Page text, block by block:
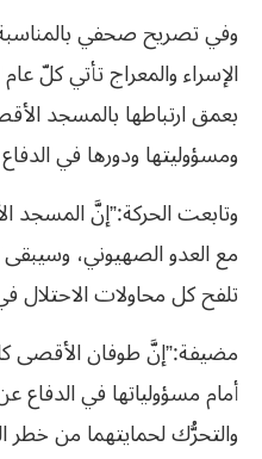
وفي تصريح صحفي
الإسراء والمعراج تأتي كلّ
بعمق ارتباطها بالمسجد
ومسؤوليتها ودورها في
وتابعت الحركة:”إنَّ المسجد
مع العدو الصهيوني،
تلفح كل محاولات
مضيفة:”إنَّ طوفان الأقصى
أمام مسؤولياتها في
والتحرُّك لحمايتهما من